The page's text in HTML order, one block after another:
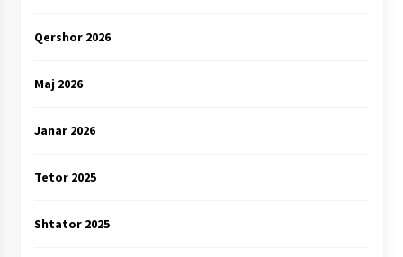
Qershor 2026
Maj 2026
Janar 2026
Tetor 2025
Shtator 2025